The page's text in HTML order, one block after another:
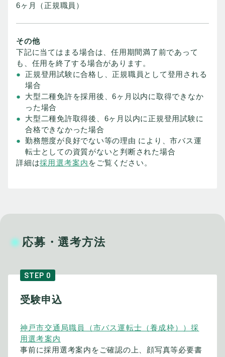
6ヶ月（正規職員）
その他
下記に当てはまる場合は、任用期間満了前であって
も、任用を終了する場合があります。
正規登用試験に合格し、正規職員として登用される
場合
大型二種免許を採用後、6ヶ月以内に取得できなか
った場合
大型二種免許取得後、6ヶ月以内に正規登用試験に
合格できなかった場合
勤務態度が良好でない等の理由 により、市バス運
転士としての資質がないと判断された場合
詳細は採用選考案内 をご覧ください。
応募・選考方法
STEP 0
受験申込
神戸市交通局職員（市バス運転士（養成枠））採
用選考案内
事前に採用選考案内をご確認の上、顔写真等必要書